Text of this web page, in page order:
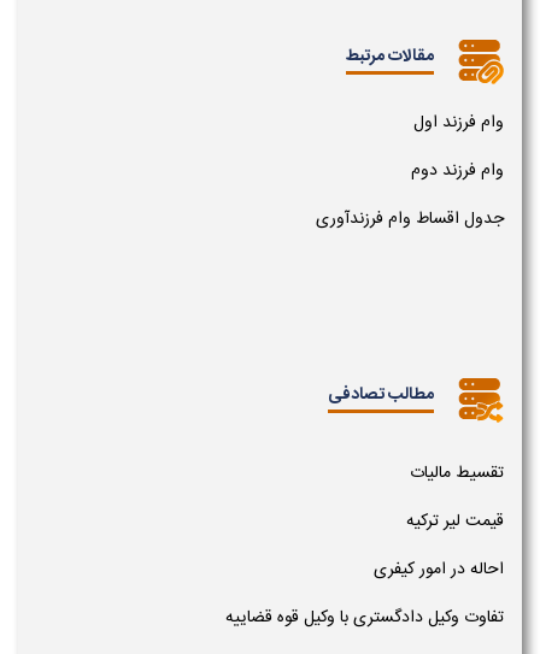
مقالات مرتبط
وام فرزند اول
وام فرزند دوم
جدول اقساط وام فرزندآوری
مطالب تصادفی
تقسیط مالیات
قیمت لیر ترکیه
احاله در امور کیفری
تفاوت وکیل دادگستری با وکیل قوه قضاییه